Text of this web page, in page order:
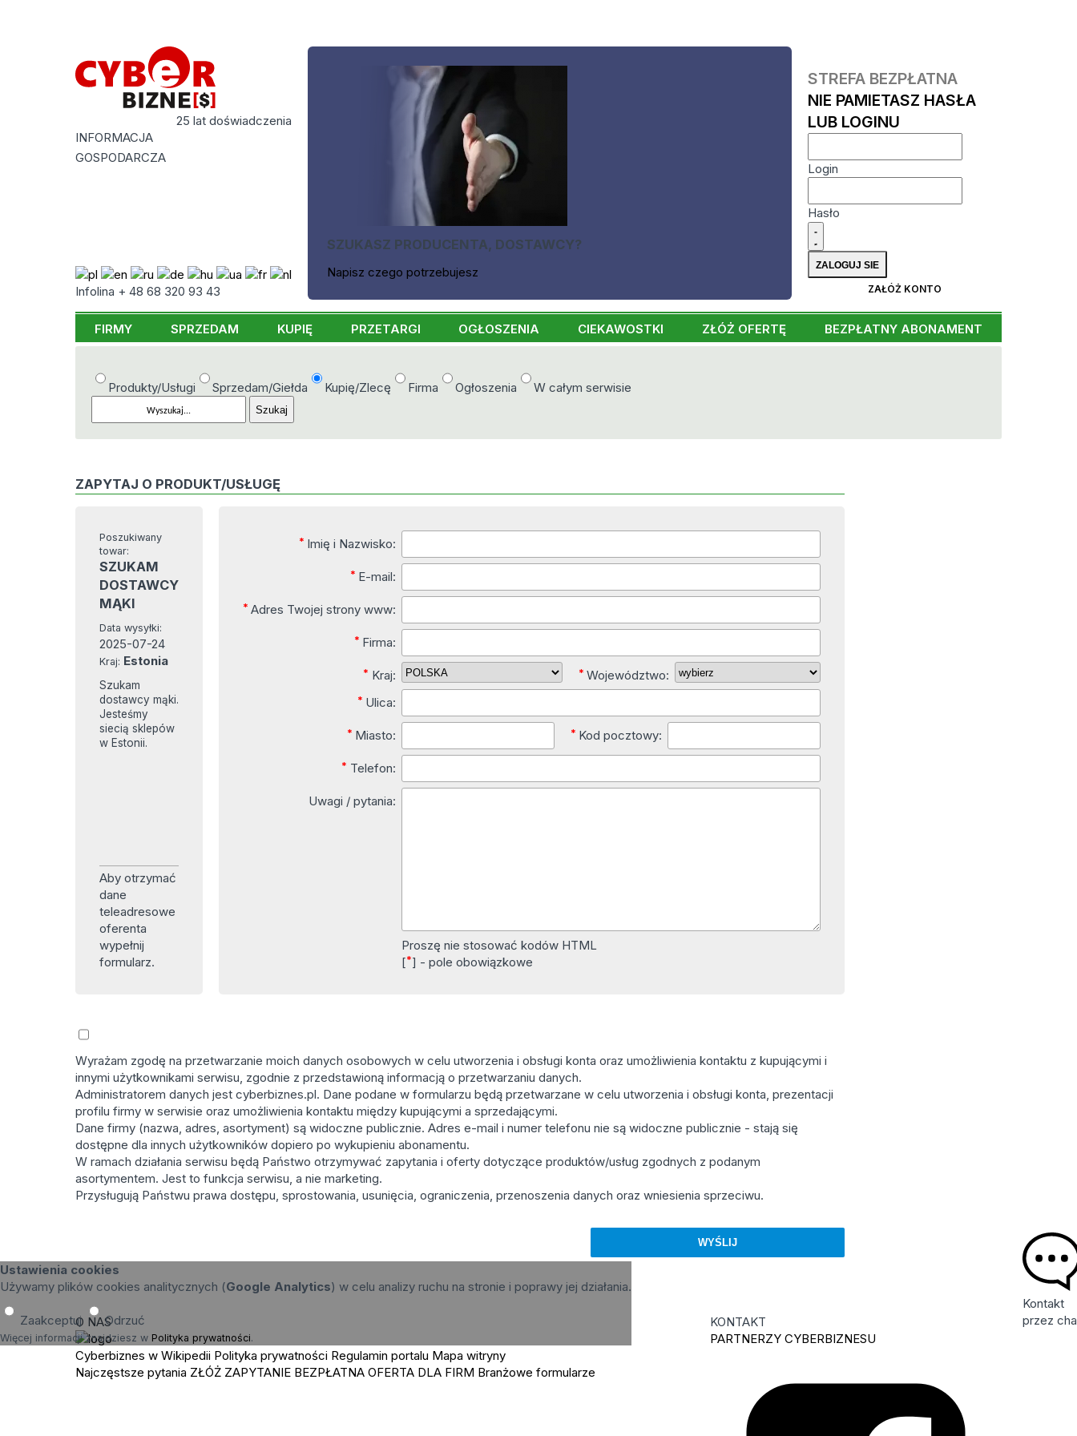
25 lat doświadczenia
INFORMACJA
GOSPODARCZA
Infolina + 48 68 320 93 43
SZUKASZ PRODUCENTA, DOSTAWCY?
Napisz czego potrzebujesz
STREFA BEZPŁATNA
NIE PAMIETASZ HASŁA
LUB LOGINU
Login
Hasło
ZAŁÓŻ KONTO
FIRMY SPRZEDAM KUPIĘ PRZETARGI OGŁOSZENIA CIEKAWOSTKI ZŁÓŻ OFERTĘ BEZPŁATNY ABONAMENT
Produkty/Usługi Sprzedam/Giełda Kupię/Zlecę Firma Ogłoszenia W całym serwisie
ZAPYTAJ O PRODUKT/USŁUGĘ
Poszukiwany
towar:
SZUKAM
DOSTAWCY
MĄKI
Data wysyłki:
2025-07-24
Kraj: Estonia
Szukam
dostawcy mąki.
Jesteśmy
siecią sklepów
w Estonii.
Aby otrzymać
dane
teleadresowe
oferenta
wypełnij
formularz.
* Imię i Nazwisko:
* E-mail:
* Adres Twojej strony www:
* Firma:
* Kraj: *Województwo:
* Ulica:
* Miasto: * Kod pocztowy:
* Telefon:
Uwagi / pytania:
Proszę nie stosować kodów HTML
[*] - pole obowiązkowe
Wyrażam zgodę na przetwarzanie moich danych osobowych w celu utworzenia i obsługi konta oraz umożliwienia kontaktu z kupującymi i
innymi użytkownikami serwisu, zgodnie z przedstawioną informacją o przetwarzaniu danych.
Administratorem danych jest cyberbiznes.pl. Dane podane w formularzu będą przetwarzane w celu utworzenia i obsługi konta, prezentacji
profilu firmy w serwisie oraz umożliwienia kontaktu między kupującymi a sprzedającymi.
Dane firmy (nazwa, adres, asortyment) są widoczne publicznie. Adres e-mail i numer telefonu nie są widoczne publicznie - stają się
dostępne dla innych użytkowników dopiero po wykupieniu abonamentu.
W ramach działania serwisu będą Państwo otrzymywać zapytania i oferty dotyczące produktów/usług zgodnych z podanym
asortymentem. Jest to funkcja serwisu, a nie marketing.
Przysługują Państwu prawa dostępu, sprostowania, usunięcia, ograniczenia, przenoszenia danych oraz wniesienia sprzeciwu.
Kontakt
przez
Ustawienia cookies
Używamy plików cookies analitycznych (Google Analytics) w celu analizy ruchu na stronie i poprawy jej działania.
Zaakceptuj Odrzuć
Więcej informacji znajdziesz w Polityka prywatności.
O NAS
Cyberbiznes w Wikipedii Polityka prywatności Regulamin portalu Mapa witryny
Najczęstsze pytania ZŁÓŻ ZAPYTANIE BEZPŁATNA OFERTA DLA FIRM Branżowe formularze
KONTAKT
PARTNERZY CYBERBIZNESU